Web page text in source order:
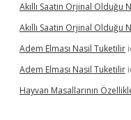
Akıllı Saatin Orjinal Olduğu
Akıllı Saatin Orjinal Olduğu
Adem Elması Nasil Tuketilir
Adem Elması Nasil Tuketilir
Hayvan Masallarının